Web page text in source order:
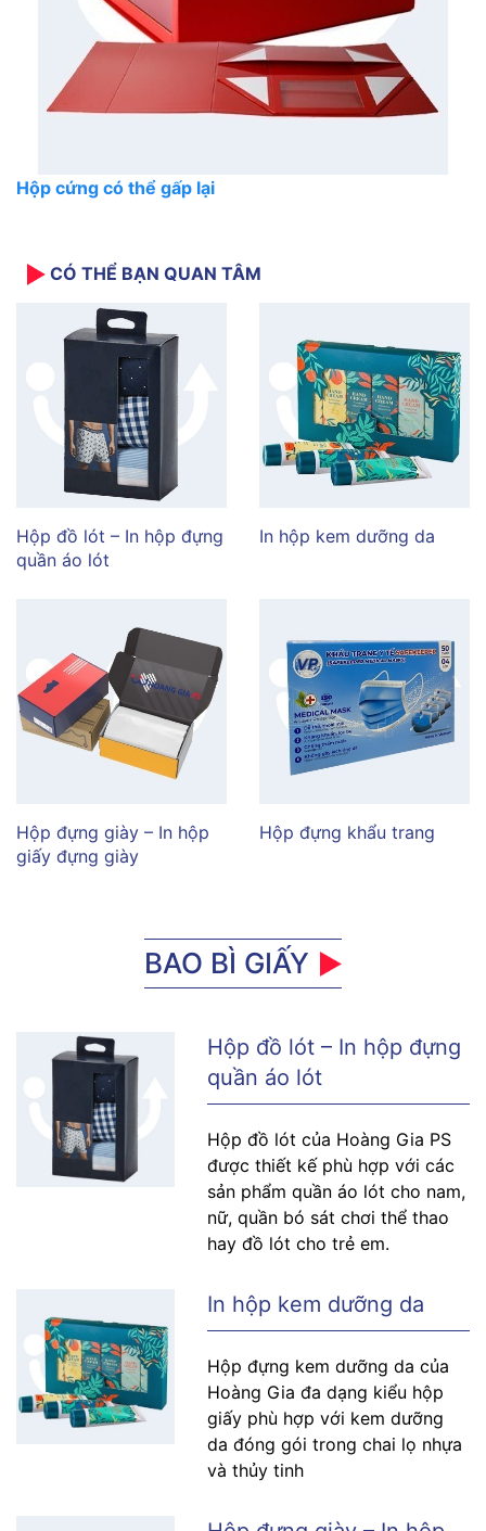
Hộp cứng có thể gấp lại
CÓ THỂ BẠN QUAN TÂM
Hộp đồ lót – In hộp đựng
quần áo lót
In hộp kem dưỡng da
Hộp đựng giày – In hộp
giấy đựng giày
Hộp đựng khẩu trang
BAO BÌ GIẤY
Hộp đồ lót – In hộp đựng
quần áo lót
Hộp đồ lót của Hoàng Gia PS
được thiết kế phù hợp với các
sản phẩm quần áo lót cho nam,
nữ, quần bó sát chơi thể thao
hay đồ lót cho trẻ em.
In hộp kem dưỡng da
Hộp đựng kem dưỡng da của
Hoàng Gia đa dạng kiểu hộp
giấy phù hợp với kem dưỡng
da đóng gói trong chai lọ nhựa
và thủy tinh